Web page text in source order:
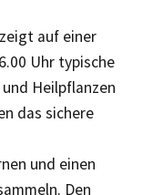
auf einer
Uhr typische
Heilpflanzen
das sichere
und einen
Den